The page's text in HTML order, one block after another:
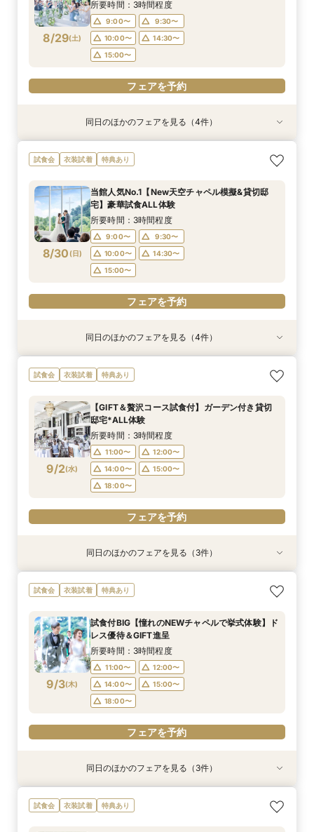
(金) 15:00〜 18:00〜
フェアを予約
(金) 14:00〜
15:00〜
17:30〜
フェアを予約
(金) 14:00〜
15:00〜
17:30〜
フェアを予約
8/29(土)
所要時間：3時間程度
9:00〜
9:30〜
10:00〜
14:30〜
15:00〜
フェアを予約
8/29(土)
【遠方の方◎オンライン相談会】スマホで簡単！
豪華10大特典付き
9:30〜
10:00〜
14:30〜
15:00〜
フェアを予約
衣装試着 特典あり
8/29(土)
【少人数で挙式重視】アットホームなNewチャペ
ル体験&ドレス優待
9:00〜
9:30〜
10:00〜
14:30〜
15:00〜
フェアを予約
衣装試着 特典あり
8/29(土)
おもてなし体験【国産牛フィレ試食】料理ランク
UP＆New貸切邸宅
9:00〜
9:30〜
10:00〜
14:30〜
15:00〜
フェアを予約
衣装試着 特典あり
8/29(土)
【初めての見学にオススメ】見積りまでしっかり
相談★全館見学
9:00〜
9:30〜
10:00〜
14:30〜
15:00〜
フェアを予約
同日のほかのフェアを見る（4件）
試食会 衣装試着 特典あり
8/30 (日)
当館人気No.1【New天空チャペル模擬&貸切邸
宅】豪華試食ALL体験
所要時間：3時間程度
9:00〜
9:30〜
10:00〜
14:30〜
15:00〜
フェアを予約
衣装試着 特典あり 動画あり
8/30(日)
おもてなし体験【国産牛フィレ試食】料理ランク
UP＆New貸切邸宅
9:00〜
10:00〜
14:30〜
15:00〜
フェアを予約
8/30(日)
【遠方の方◎オンライン相談会】スマホで簡単！
豪華10大特典付き
9:30〜
14:30〜
15:00〜
フェアを予約
衣装試着 特典あり
8/30(日)
【初めての見学にオススメ】見積りまでしっかり
相談★全館見学
9:00〜
10:00〜
14:30〜
15:00〜
フェアを予約
衣装試着 特典あり
8/30(日)
【少人数で挙式重視】アットホームなNewチャペ
ル体験&ドレス優待
9:00〜
10:00〜
14:30〜
15:00〜
フェアを予約
同日のほかのフェアを見る（4件）
試食会 衣装試着 特典あり
9/2(水)
【GIFT＆贅沢コース試食付】ガーデン付き貸切
邸宅*ALL体験
所要時間：3時間程度
11:00〜
12:00〜
14:00〜
15:00〜
18:00〜
フェアを予約
9/2(水)
【遠方の方◎オンライン相談会】スマホで簡単！
豪華10大特典付き
12:00〜
14:00〜
15:00〜
18:00〜
フェアを予約
衣装試着 特典あり
9/2(水)
【おもてなし重視◎】料理ランクUP＆10大特典
★貸切体験＆相談会
11:00〜
12:00〜
14:00〜
15:00〜
17:30〜
フェアを予約
衣装試着 特典あり
9/2(水)
【1組限定★貸切邸宅】少人数で挙式会食♪New
挙式体験＆豪華試食付き
11:00〜
12:00〜
14:00〜
15:00〜
17:30〜
フェアを予約
同日のほかのフェアを見る（3件）
試食会 衣装試着 特典あり
9/3(木)
試食付BIG【憧れのNEWチャペルで挙式体験】ド
レス優待＆GIFT進呈
所要時間：3時間程度
11:00〜
12:00〜
14:00〜
15:00〜
18:00〜
フェアを予約
【遠方の方◎オンライン相談会】スマホで簡単！
豪華10大特典付き
衣装試着 特典あり
【おもてなし重視◎】料理ランクUP＆10大特典
★貸切体験＆相談会
衣装試着 特典あり
【1組限定★貸切邸宅】少人数で挙式会食♪New
挙式体験＆豪華試食付き
同日のほかのフェアを見る（3件）
試食会 衣装試着 特典あり